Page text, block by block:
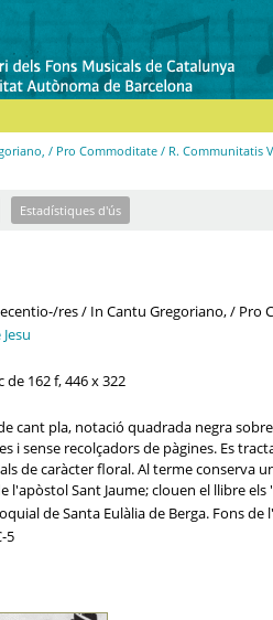
/ Pro Commoditate / R. Communitatis
Estadístiques d'ús
res / In Cantu Gregoriano, /
de 162 f, 446 x 322
cant pla, notació quadrada negra
i sense recolçadors de pàgines. Es
de caràcter floral. Al terme conserva
l'apòstol Sant Jaume; clouen el llibre
de Santa Eulàlia de Berga. Fons
5